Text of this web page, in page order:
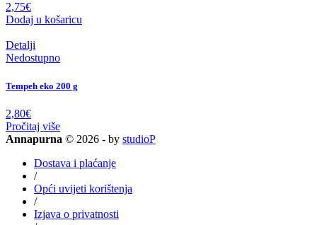
2,75€
Dodaj u košaricu
Detalji
Nedostupno
Tempeh eko 200 g
2,80€
Pročitaj više
Annapurna © 2026 - by studioP
Dostava i plaćanje
/
Opći uvijeti korištenja
/
Izjava o privatnosti